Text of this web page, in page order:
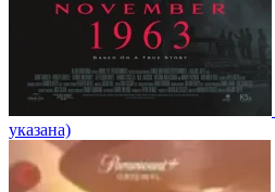
указана)